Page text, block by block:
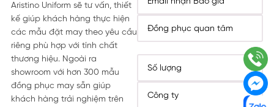
Aristino Uniform sẽ tư vấn, thiết
kế giúp khách hàng thực hiện
các mẫu đặt may theo yêu cầu
riêng phù hợp với tính chất
thương hiệu. Ngoài ra
showroom với hơn 300 mẫu
đồng phục may sẵn giúp
khách hàng trải nghiệm trên